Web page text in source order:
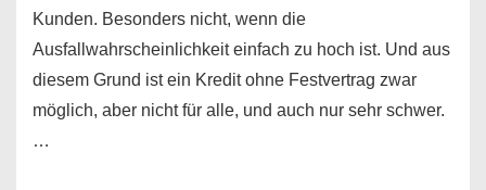
Kunden. Besonders nicht, wenn die
Ausfallwahrscheinlichkeit einfach zu hoch ist. Und aus
diesem Grund ist ein Kredit ohne Festvertrag zwar
möglich, aber nicht für alle, und auch nur sehr schwer.
…